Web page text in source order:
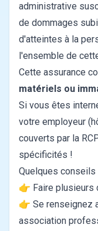
administrative
de dommages
d'atteintes à la
l'ensemble de
Cette assurance
matériels ou
Si vous êtes
votre employeur
couverts par la
spécificités !
Quelques conseils
👉 Faire plusieurs
👉 Se renseignez
association